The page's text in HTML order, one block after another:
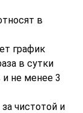
в
график
в сутки
не менее 3
чистотой и